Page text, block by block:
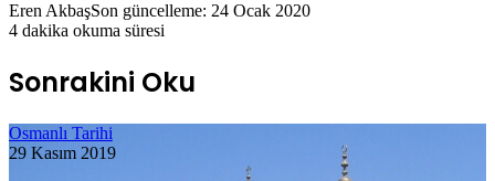
Eren AkbaşSon güncelleme: 24 Ocak 2020
4 dakika okuma süresi
Sonrakini Oku
Osmanlı Tarihi
29 Kasım 2019